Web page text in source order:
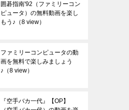
囲碁指南'92（ファミリーコン
ピュータ）の無料動画を楽し
もう♪ （8 view）
ファミリーコンピュータの動
画を無料で楽しみましょう
♪ （8 view）
『空手バカ一代』【OP】